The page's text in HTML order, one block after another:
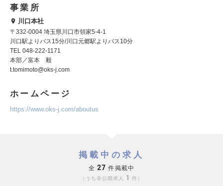
事業所
川口本社
〒332-0004 埼玉県川口市領家5-4-1
川口駅よりバス15分/川口元郷駅よりバス10分
TEL 048-222-1171
本部／富本 毅
t.tomimoto@oks-j.com
ホームページ
https://www.oks-j.com/aboutus
掲載中の求人
全 27 件掲載中
うち非公開求人 1 件